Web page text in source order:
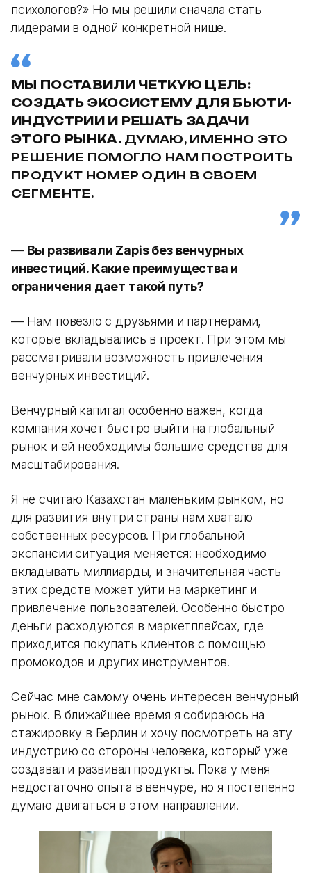
психологов?» Но мы решили сначала стать
лидерами в одной конкретной нише.
МЫ ПОСТАВИЛИ ЧЕТКУЮ ЦЕЛЬ:
СОЗДАТЬ ЭКОСИСТЕМУ ДЛЯ БЬЮТИ-
ИНДУСТРИИ И РЕШАТЬ ЗАДАЧИ
ЭТОГО РЫНКА. ДУМАЮ, ИМЕННО ЭТО
РЕШЕНИЕ ПОМОГЛО НАМ ПОСТРОИТЬ
ПРОДУКТ НОМЕР ОДИН В СВОЕМ
СЕГМЕНТЕ.
— Вы развивали Zapis без венчурных
инвестиций. Какие преимущества и
ограничения дает такой путь?
— Нам повезло с друзьями и партнерами,
которые вкладывались в проект. При этом мы
рассматривали возможность привлечения
венчурных инвестиций.
Венчурный капитал особенно важен, когда
компания хочет быстро выйти на глобальный
рынок и ей необходимы большие средства для
масштабирования.
Я не считаю Казахстан маленьким рынком, но
для развития внутри страны нам хватало
собственных ресурсов. При глобальной
экспансии ситуация меняется: необходимо
вкладывать миллиарды, и значительная часть
этих средств может уйти на маркетинг и
привлечение пользователей. Особенно быстро
деньги расходуются в маркетплейсах, где
приходится покупать клиентов с помощью
промокодов и других инструментов.
Сейчас мне самому очень интересен венчурный
рынок. В ближайшее время я собираюсь на
стажировку в Берлин и хочу посмотреть на эту
индустрию со стороны человека, который уже
создавал и развивал продукты. Пока у меня
недостаточно опыта в венчуре, но я постепенно
думаю двигаться в этом направлении.